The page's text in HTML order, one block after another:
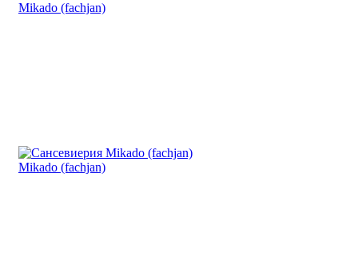
Mikado (fachjan)
Mikado (fachjan)